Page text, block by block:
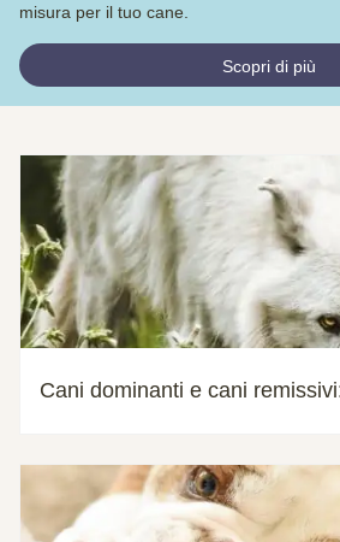
misura per il tuo cane.
Scopri di più
Cani dominanti e cani